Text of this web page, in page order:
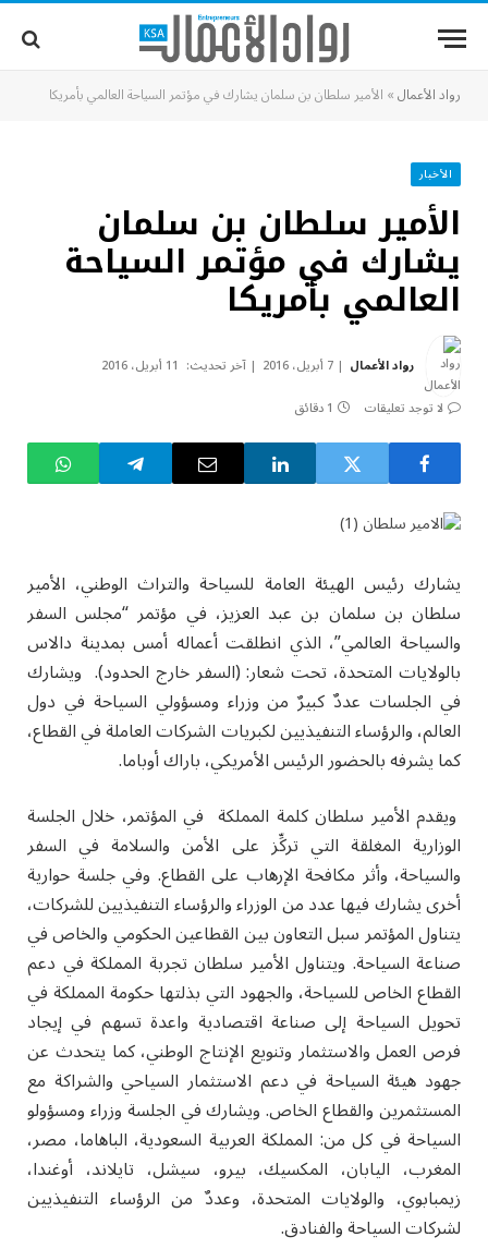
رواد الأعمال» الأمير سلطان بن سلمان يشارك في مؤتمر السياحة العالمي بأمريكا
الأخبار
الأمير سلطان بن سلمان
يشارك في مؤتمر السياحة
العالمي بأمريكا
رواد الأعمال 7 أبريل، 2016 آخر تحديث: 11 أبريل، 2016
لا توجد تعليقات
1 دقائق
يشارك رئيس الهيئة العامة للسياحة والتراث الوطني، الأمير
سلطان بن سلمان بن عبد العزيز، في مؤتمر “مجلس السفر
والسياحة العالمي”، الذي انطلقت أعماله أمس بمدينة دالاس
بالولايات المتحدة، تحت شعار: (السفر خارج الحدود). ويشارك
في الجلسات عددٌ كبيرٌ من وزراء ومسؤولي السياحة في دول
العالم، والرؤساء التنفيذيين لكبريات الشركات العاملة في القطاع،
كما يشرفه بالحضور الرئيس الأمريكي، باراك أوباما.
ويقدم الأمير سلطان كلمة المملكة في المؤتمر، خلال الجلسة
الوزارية المغلقة التي تركِّز على الأمن والسلامة في السفر
والسياحة، وأثر مكافحة الإرهاب على القطاع. وفي جلسة حوارية
أخرى يشارك فيها عدد من الوزراء والرؤساء التنفيذيين للشركات،
يتناول المؤتمر سبل التعاون بين القطاعين الحكومي والخاص في
صناعة السياحة. ويتناول الأمير سلطان تجربة المملكة في دعم
القطاع الخاص للسياحة، والجهود التي بذلتها حكومة المملكة في
تحويل السياحة إلى صناعة اقتصادية واعدة تسهم في إيجاد
فرص العمل والاستثمار وتنويع الإنتاج الوطني، كما يتحدث عن
جهود هيئة السياحة في دعم الاستثمار السياحي والشراكة مع
المستثمرين والقطاع الخاص. ويشارك في الجلسة وزراء ومسؤولو
السياحة في كل من: المملكة العربية السعودية، الباهاما، مصر،
المغرب، اليابان، المكسيك، بيرو، سيشل، تايلاند، أوغندا،
زيمبابوي، والولايات المتحدة، وعددٌ من الرؤساء التنفيذيين
لشركات السياحة والفنادق.